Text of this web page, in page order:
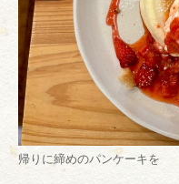
帰りに締めのパンケーキを